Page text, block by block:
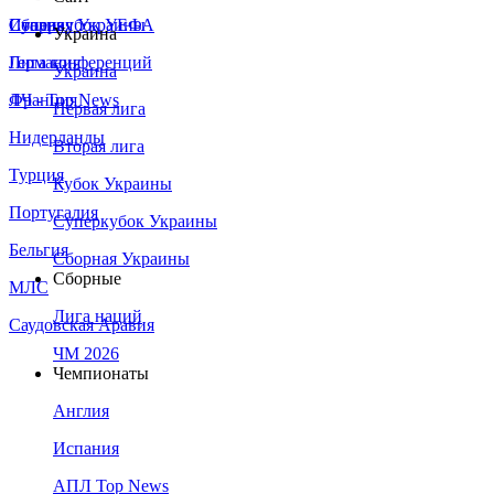
Сборная Украины
Италия
Германия
Франция
Нидерланды
Турция
Португалия
Бельгия
МЛС
Саудовская Аравия
Суперкубок УЕФА
Лига конференций
ЛЧ - Top News
Украина
Украина
Первая лига
Вторая лига
Кубок Украины
Суперкубок Украины
Сборная Украины
Сборные
Лига наций
ЧМ 2026
Чемпионаты
Англия
Испания
АПЛ Top News